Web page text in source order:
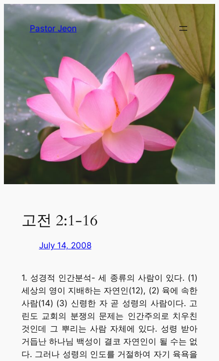
Pastor Jeon
고전 2:1-16
July 14, 2008
1. 성경적 인간분석- 세 종류의 사람이 있다. (1)
세상의 영이 지배하는 자연인(12), (2) 육에 속한
사람(14) (3) 신령한 자 곧 성령의 사람이다. 고
린도 교회의 분쟁의 문제는 인간주의로 치우친
것인데 그 뿌리는 사람 자체에 있다. 성령 받아
거듭난 하나님 백성이 결코 자연인이 될 수는 없
다. 그러나 성령의 인도를 거절하여 자기 육욕을